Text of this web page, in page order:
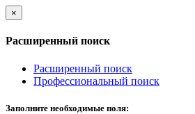
×
Расширенный поиск
Расширенный поиск
Профессиональный поиск
Заполните необходимые поля: